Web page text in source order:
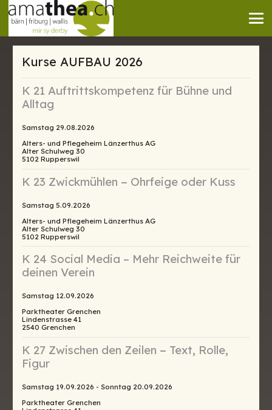
Kurse AUFBAU 2026
K 21 Auftrittskompetenz für Bühne und
Alltag
Samstag 29.08.2026
Alters- und Pflegeheim Länzerthus AG
Alter Schulweg 30
5102 Rupperswil
K 23 Zwickmühlen − Ohrfeige oder Kuss
Samstag 5.09.2026
Alters- und Pflegeheim Länzerthus AG
Alter Schulweg 30
5102 Rupperswil
K 24 Social Media – Mehr Reichweite für
deinen Verein
Samstag 12.09.2026
Parktheater Grenchen
Lindenstrasse 41
2540 Grenchen
K 27 Zwischen den Zeilen − Text, Rolle,
Figur
Samstag 19.09.2026 - Sonntag 20.09.2026
Parktheater Grenchen